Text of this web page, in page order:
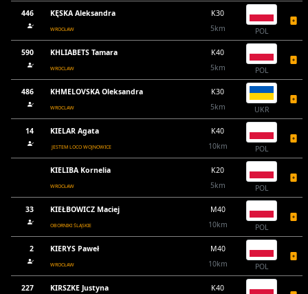
446 KĘSKA Aleksandra
WROCŁAW
K30
5km
POL
590 KHLIABETS Tamara
WROCLAW
K40
5km
POL
486 KHMELOVSKA Oleksandra
WROCLAW
K30
5km
UKR
14 KIELAR Agata
JESTEM LOCO WOJNOWICE
K40
10km
POL
KIELIBA Kornelia
WROCŁAW
K20
5km
POL
33 KIEŁBOWICZ Maciej
OBORNIKI ŚLĄSKIE
M40
10km
POL
2 KIERYS Paweł
WROCŁAW
M40
10km
POL
227 KIRSZKE Justyna
K40